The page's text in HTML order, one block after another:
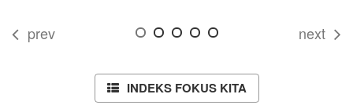
prev next
INDEKS FOKUS KITA